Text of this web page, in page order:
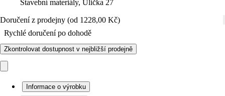
Stavební materiály, Ulička 27
Doručení z prodejny (od 1228,00 Kč)
Rychlé doručení po dohodě
Zkontrolovat dostupnost v nejbližší prodejně
Informace o výrobku